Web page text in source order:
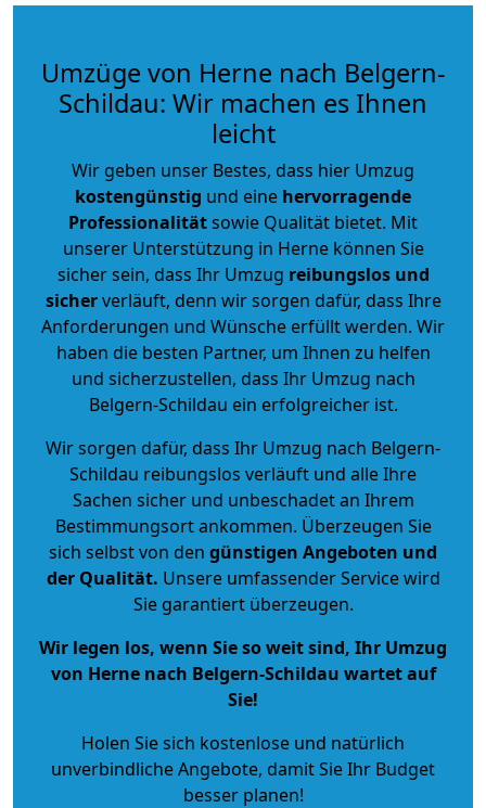
Umzüge von Herne nach Belgern-
Schildau: Wir machen es Ihnen
leicht
Wir geben unser Bestes, dass hier Umzug
kostengünstig und eine hervorragende
Professionalitätsowie Qualität bietet. Mit
unserer Unterstützung in Herne können Sie
sicher sein, dass Ihr Umzug reibungslos und
sicherverläuft, denn wir sorgen dafür, dass Ihre
Anforderungen und Wünsche erfüllt werden. Wir
haben die besten Partner, um Ihnen zu helfen
und sicherzustellen, dass Ihr Umzug nach
Belgern-Schildau ein erfolgreicher ist.
Wir sorgen dafür, dass Ihr Umzug nach Belgern-
Schildau reibungslos verläuft und alle Ihre
Sachen sicher und unbeschadet an Ihrem
Bestimmungsort ankommen. Überzeugen Sie
sich selbst von den günstigen Angeboten und
der Qualität. Unsere umfassender Service wird
Sie garantiert überzeugen.
Wir legen los, wenn Sie so weit sind, Ihr Umzug
von Herne nach Belgern-Schildau wartet auf
Sie!
Holen Sie sich kostenlose und natürlich
unverbindliche Angebote, damit Sie Ihr Budget
besser planen!